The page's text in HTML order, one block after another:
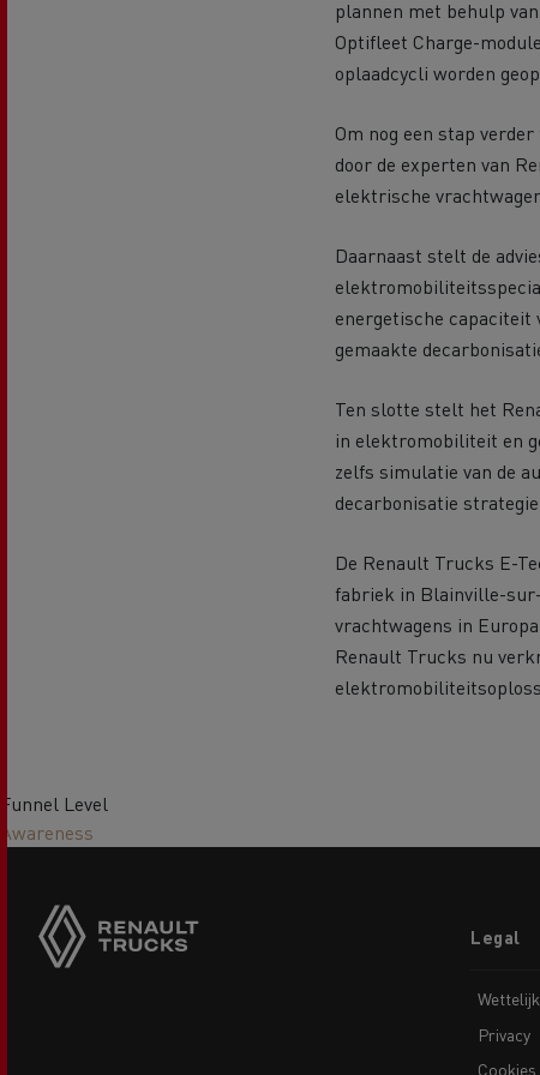
plannen met behulp
Optifleet Charge-
oplaadcycli worden
Om nog een stap
door de experten van
elektrische
Daarnaast stelt de
energetische capaciteit
gemaakte
Ten slotte stelt het
in elektromobiliteit en
zelfs simulatie van de
decarbonisatie
De Renault Trucks E-
fabriek in Blainville-
vrachtwagens in
Renault Trucks nu
Funnel Level
Awareness
menuLegal
Privacy
Cookies